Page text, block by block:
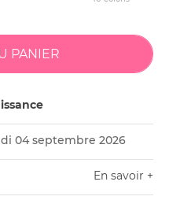
04 septembre 2026
En savoir +